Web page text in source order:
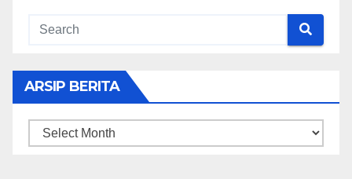
ARSIP BERITA
ARSIP